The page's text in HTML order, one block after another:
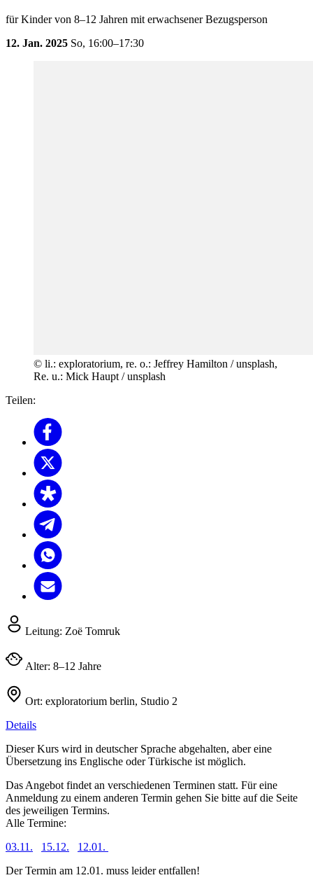
für Kinder von 8–12 Jahren mit erwachsener Bezugsperson
12. Jan. 2025 So, 16:00–17:30
© li.: exploratorium, re. o.: Jeffrey Hamilton / unsplash,
Re. u.: Mick Haupt / unsplash
Teilen:
Leitung: Zoë Tomruk
Alter: 8–12 Jahre
Ort: exploratorium berlin, Studio 2
Details
Dieser Kurs wird in deutscher Sprache abgehalten, aber eine
Übersetzung ins Englische oder Türkische ist möglich.
Das Angebot findet an verschiedenen Terminen statt. Für eine
Anmeldung zu einem anderen Termin gehen Sie bitte auf die Seite
des jeweiligen Termins.
Alle Termine:
03.11.
15.12.
12.01.
Der Termin am 12.01. muss leider entfallen!